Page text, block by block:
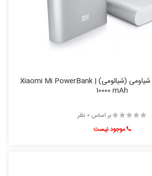
پاور بانک 10000 می شیاومی (شیائومی) | Xiaomi Mi PowerBank
10000 mAh
بر اساس 0 نظر
موجود نیست